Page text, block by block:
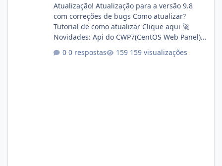
Atualização! Atualização para a versão 9.8
com correções de bugs Como atualizar?
Tutorial de como atualizar Clique aqui 🚀
Novidades: Api do CWP7(CentOS Web Panel)
autorizado a usasr o isistem:
0 respostas 159 visualizações